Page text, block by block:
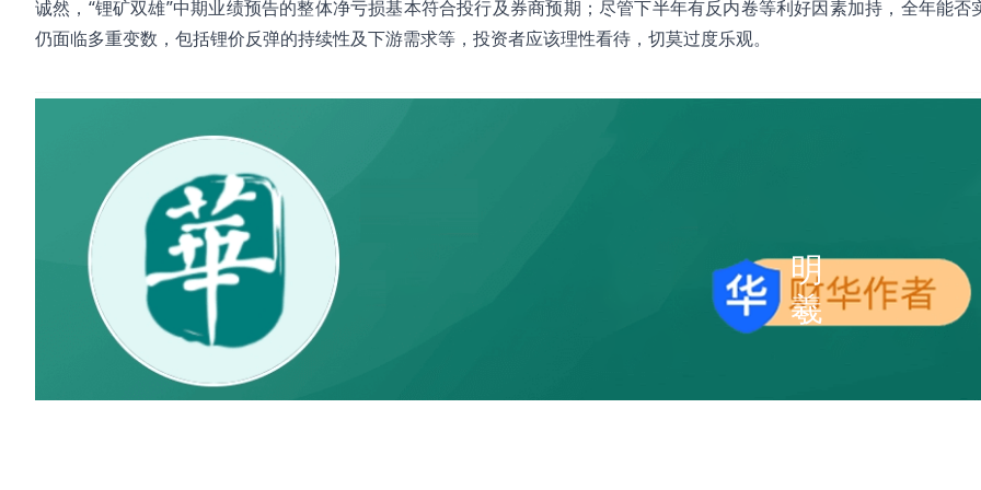
诚然，“锂矿双雄”中期业绩预告的整体净亏损基本符合投行及券商预期；尽管下半年有反内卷等利好因素加持，全年能否
仍面临多重变数，包括锂价反弹的持续性及下游需求等，投资者应该理性看待，切莫过度乐观。
#赣锋锂业 #隆基绿能
明
羲